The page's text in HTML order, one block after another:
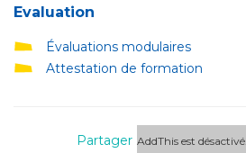
Evaluation
Évaluations modulaires
Attestation de formation
Partager AddThis est désactivé.